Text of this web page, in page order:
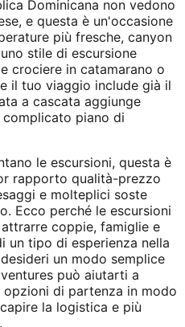
Dominicana non vedono
e questa è un'occasione
più fresche, canyon
stile di escursione
crociere in catamarano o
il tuo viaggio include già il
a cascata aggiunge
piano di
le escursioni, questa è
rapporto qualità-prezzo
e molteplici soste
Ecco perché le escursioni
coppie, famiglie e
un tipo di esperienza nella
un modo semplice
può aiutarti a
di partenza in modo
la logistica e più